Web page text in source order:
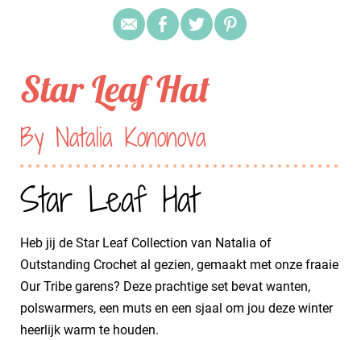
Star Leaf Hat
By Natalia Kononova
Star Leaf Hat
Heb jij de Star Leaf Collection van Natalia of
Outstanding Crochet al gezien, gemaakt met onze fraaie
Our Tribe garens? Deze prachtige set bevat wanten,
polswarmers, een muts en een sjaal om jou deze winter
heerlijk warm te houden.